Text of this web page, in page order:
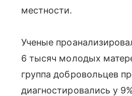
местности.
Ученые
6 тысяч молодых
группа добровольцев
диагностировались у